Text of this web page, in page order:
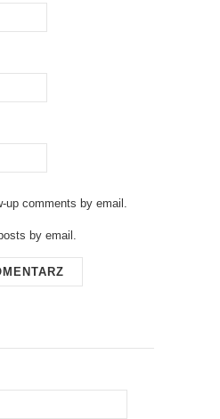
up comments by email.
by email.